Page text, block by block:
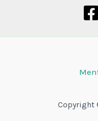
Copyright